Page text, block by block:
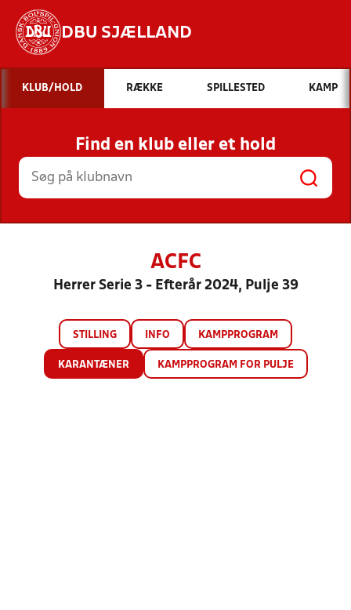
DBU SJÆLLAND
Hvad vil du søge efter?
INDHOLD OG NYHEDER
STILLINGER, RESULTATER, KLUBBER OG
HOLD
KLUB/HOLD RÆKKE SPILLESTED KAMP
Find en klub eller et hold
ACFC
Herrer Serie 3 - Efterår 2024, Pulje 39
STILLING INFO KAMPPROGRAM
KARANTÆNER KAMPPROGRAM FOR PULJE